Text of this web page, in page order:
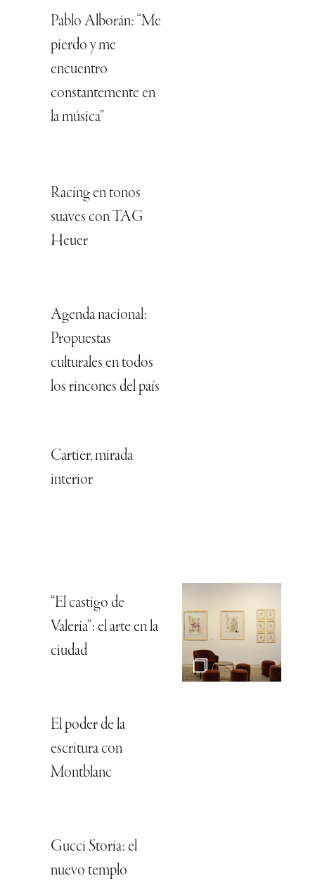
Pablo Alborán: “Me
pierdo y me
encuentro
constantemente en
la música”
Racing en tonos
suaves con TAG
Heuer
Agenda nacional:
Propuestas
culturales en todos
los rincones del país
Cartier, mirada
interior
“El castigo de
Valeria”: el arte en la
ciudad
El poder de la
escritura con
Montblanc
Gucci Storia: el
nuevo templo